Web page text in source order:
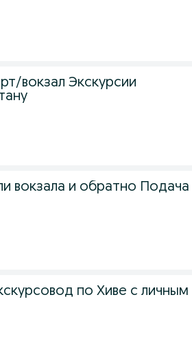
вокзал Экскурсии
вокзала и обратно Подача
по Хиве с личным